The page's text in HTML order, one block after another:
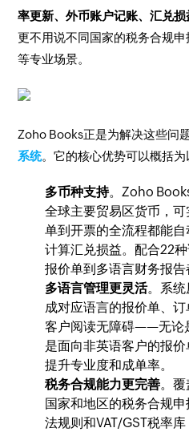
率更新、外币账户记账、汇兑
更不用说不同国家的税务合规
等专业场景。
Zoho Books正是为解决这些问
系统。它的核心优势可以概括为
多币种支持。Zoho
全球主要贸易区货币，
单到开票的全流程都能
计算汇兑损益。配合22
报价单到多语言财务报告
多语言管理更灵活。系
成对应语言的报价单、
客户阅读无障碍——无论
是面向非英语客户的报
提升专业度和成单率。
税务合规能力更完善。
国家和地区的税务合规
法规则和VAT/GST税率